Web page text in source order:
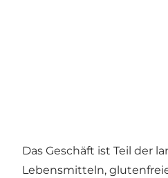
Das Geschäft ist Teil der
Lebensmitteln,